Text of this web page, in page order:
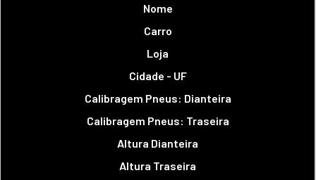
Nome
Carro
Loja
Cidade - UF
Calibragem Pneus: Dianteira
Calibragem Pneus: Traseira
Altura Dianteira
Altura Traseira